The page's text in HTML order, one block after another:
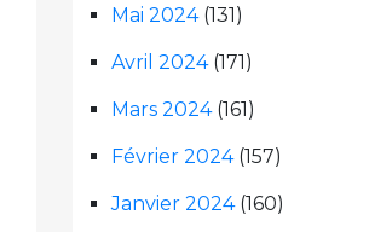
Mai 2024(131)
Avril 2024(171)
Mars 2024(161)
Février 2024(157)
Janvier 2024(160)